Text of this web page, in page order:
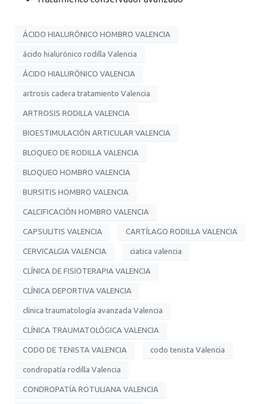
ÁCIDO HIALURÓNICO HOMBRO VALENCIA
ácido hialurónico rodilla Valencia
ÁCIDO HIALURÓNICO VALENCIA
artrosis cadera tratamiento Valencia
ARTROSIS RODILLA VALENCIA
BIOESTIMULACIÓN ARTICULAR VALENCIA
BLOQUEO DE RODILLA VALENCIA
BLOQUEO HOMBRO VALENCIA
BURSITIS HOMBRO VALENCIA
CALCIFICACIÓN HOMBRO VALENCIA
CAPSULITIS VALENCIA CARTÍLAGO RODILLA VALENCIA
CERVICALGIA VALENCIA ciatica valencia
CLÍNICA DE FISIOTERAPIA VALENCIA
CLÍNICA DEPORTIVA VALENCIA
clínica traumatología avanzada Valencia
CLÍNICA TRAUMATOLÓGICA VALENCIA
CODO DE TENISTA VALENCIA codo tenista Valencia
condropatía rodilla Valencia
CONDROPATÍA ROTULIANA VALENCIA